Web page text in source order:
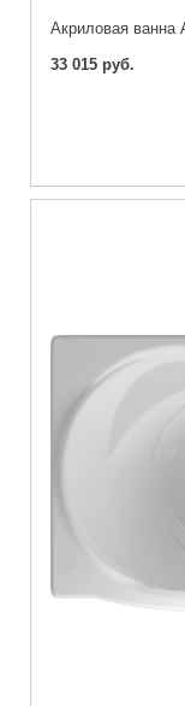
Акриловая ванна
33 015 руб.